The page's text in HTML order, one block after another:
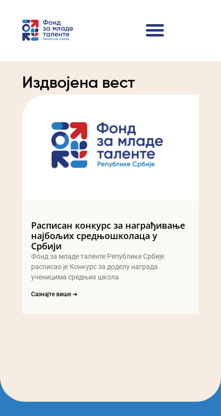
Издвојена вест
Расписан конкурс за награђивање
најбољих средњошколаца у
Србији
Фонд за младе таленте Републике Србије
расписао је Конкурс за доделу награда
ученицима средњих школа
Сазнајте више ➔